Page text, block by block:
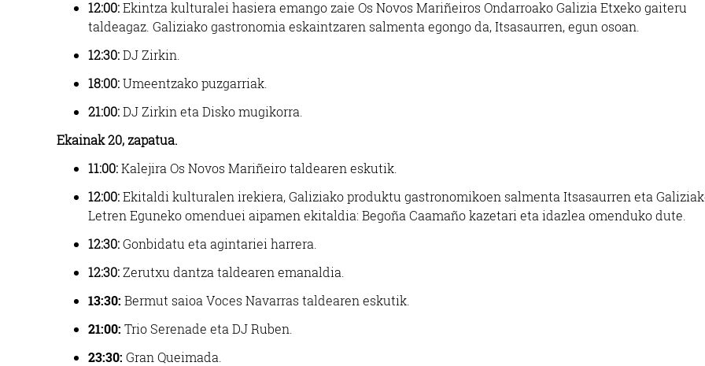
12:00:Ekintza kulturalei hasiera emango zaie Os Novos Mariñeiros Ondarroako Galizia Etxeko gaiteru
taldeagaz. Galiziako gastronomia eskaintzaren salmenta egongo da, Itsasaurren, egun osoan.
12:30:DJ Zirkin.
18:00:Umeentzako puzgarriak.
21:00:DJ Zirkin eta Disko mugikorra.
Ekainak 20, zapatua.
11:00:Kalejira Os Novos Mariñeiro taldearen eskutik.
12:00:Ekitaldi kulturalen irekiera, Galiziako produktu gastronomikoen salmenta Itsasaurren eta
Letren Eguneko omenduei aipamen ekitaldia: Begoña Caamaño kazetari eta idazlea omenduko dute.
12:30:Gonbidatu eta agintariei harrera.
12:30: Zerutxu dantza taldearen emanaldia.
13:30: Bermut saioa Voces Navarras taldearen eskutik.
21:00: Trio Serenade eta DJ Ruben.
23:30: Gran Queimada.